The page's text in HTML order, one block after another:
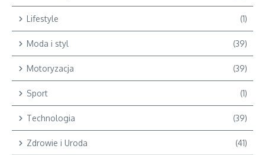
Lifestyle (1)
Moda i styl (39)
Motoryzacja (39)
Sport (1)
Technologia (39)
Zdrowie i Uroda (41)